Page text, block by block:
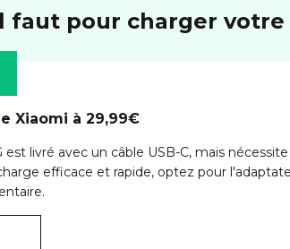
faut pour charger votre
Xiaomi à 29,99€
est livré avec un câble USB-C, mais
efficace et rapide, optez pour